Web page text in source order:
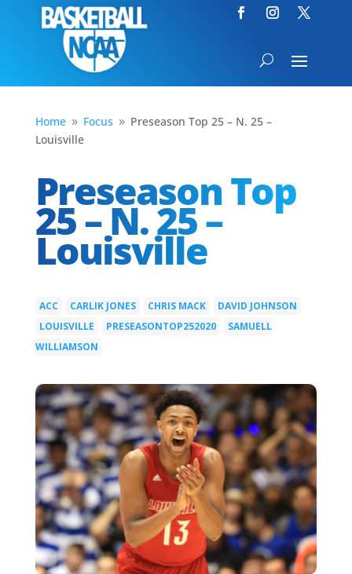
Home 9 Focus 9 Preseason Top 25 – N. 25 –
Louisville
Preseason Top
25 – N. 25 –
Louisville
ACC CARLIK JONES CHRIS MACK DAVID JOHNSON
LOUISVILLE PRESEASONTOP252020
SAMUELL
WILLIAMSON